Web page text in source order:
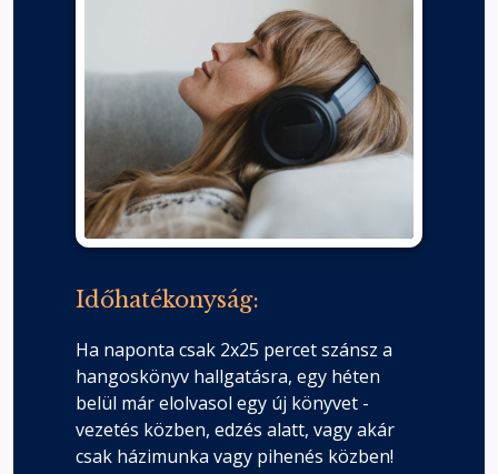
Időhatékonyság:
Ha naponta csak 2x25 percet szánsz a
hangoskönyv hallgatásra, egy héten
belül már elolvasol egy új könyvet -
vezetés közben, edzés alatt, vagy akár
csak házimunka vagy pihenés közben!